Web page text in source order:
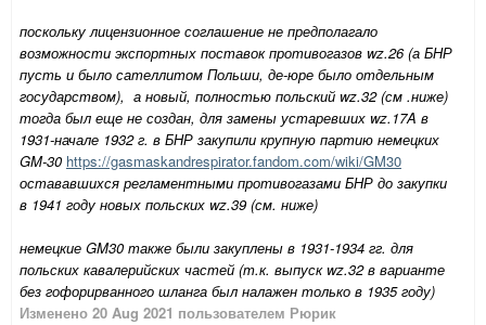
поскольку лицензионное соглашение не предполагало
возможности экспортных поставок противогазов wz.26 (а БНР
пусть и было сателлитом Польши, де-юре было отдельным
государством), а новый, полностью польский wz.32 (см .ниже)
тогда был еще не создан, для замены устаревших wz.17A в
1931-начале 1932 г. в БНР закупили крупную партию немецких
GM-30 https://gasmaskandrespirator.fandom.com/wiki/GM30
остававшихся регламентными противогазами БНР до закупки
в 1941 году новых польских wz.39 (см. ниже)
немецкие GM30 также были закуплены в 1931-1934 гг. для
польских кавалерийских частей (т.к. выпуск wz.32 в варианте
без гофорирванного шланга был налажен только в 1935 году)
Изменено 20 Aug 2021 пользователем Рюрик